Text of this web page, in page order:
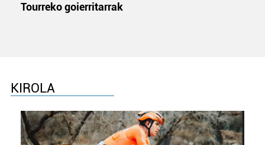
Tourreko goierritarrak
KIROLA